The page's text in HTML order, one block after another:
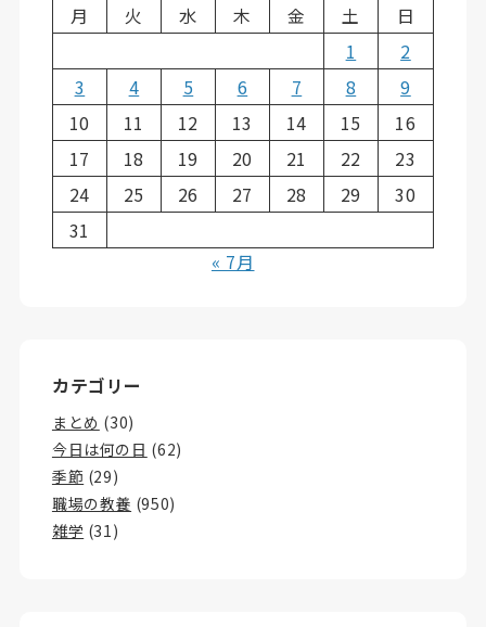
月
火 水 木 金 土
日
1
2
3
4 5 6 7 8
9
10
11 12 13 14 15
16
17
18 19 20 21 22
23
24
25 26 27 28 29
30
31
« 7月
カテゴリー
まとめ (30)
今日は何の日 (62)
季節 (29)
職場の教養 (950)
雑学 (31)